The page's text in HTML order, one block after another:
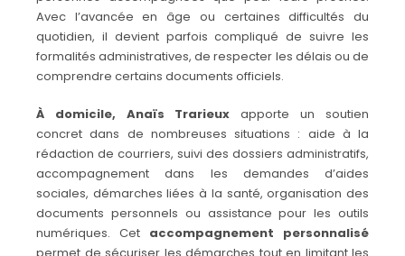
Avec l’avancée en âge ou certaines difficultés du
quotidien, il devient parfois compliqué de suivre les
formalités administratives, de respecter les délais ou de
comprendre certains documents officiels.
À domicile, Anaïs Trarieux apporte un soutien
concret dans de nombreuses situations : aide à la
rédaction de courriers, suivi des dossiers administratifs,
accompagnement dans les demandes d’aides
sociales, démarches liées à la santé, organisation des
documents personnels ou assistance pour les outils
numériques. Cet accompagnement personnalisé